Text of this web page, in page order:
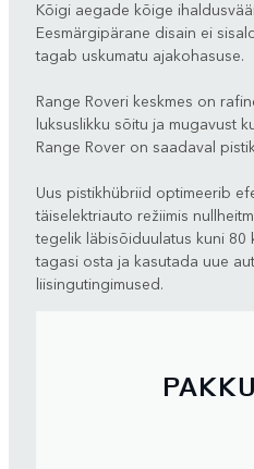
Kõigi aegade kõige
Eesmärgipärane disain ei
tagab uskumatu ajakohasuse.
Range Roveri keskmes on
luksuslikku sõitu ja mugavust
Range Rover on saadaval
Uus pistikhübriid optimeerib
täiselektriauto režiimis
tegelik läbisõiduulatus kuni 80
tagasi osta ja kasutada uue
liisingutingimused.